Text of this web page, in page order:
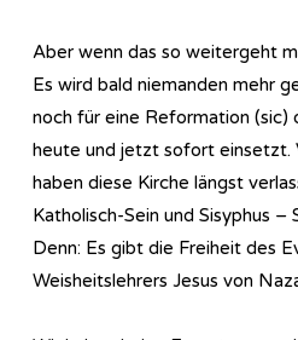
Aber wenn das so weitergeht
Es wird bald niemanden mehr
noch für eine Reformation (sic)
heute und jetzt sofort einsetzt.
haben diese Kirche längst
Katholisch-Sein und Sisyphus –
Denn: Es gibt die Freiheit des
Weisheitslehrers Jesus von